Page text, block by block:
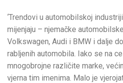
‘Trendovi u automobilskoj
mijenjaju – njemačke
Volkswagen, Audi i BMW i dalje
rabljenih automobila. Iako se na
mnogobrojne različite marke,
vjerna tim imenima. Malo je